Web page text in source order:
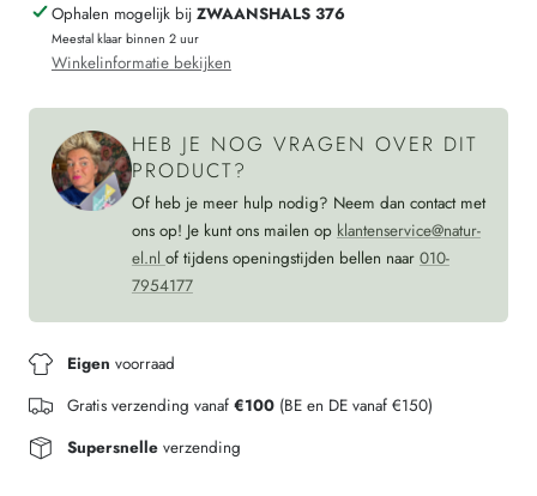
BLUE
biologisch
MALIKA
BLUE
Ophalen mogelijk bij ZWAANSHALS 376
Meestal klaar binnen 2 uur
Winkelinformatie bekijken
HEB JE NOG VRAGEN OVER DIT
PRODUCT?
Of heb je meer hulp nodig? Neem dan contact met
ons op! Je kunt ons mailen op klantenservice@natur-
el.nl of tijdens openingstijden bellen naar 010-
7954177
Eigen voorraad
Gratis verzending vanaf €100 (BE en DE vanaf €150)
Supersnelleverzending